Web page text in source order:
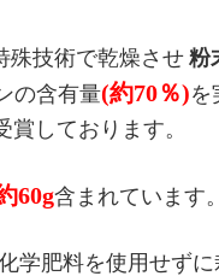
殊技術で乾燥させ 粉
の含有量(約70％)を
賞しております。
60g含まれています。
学肥料を使用せず